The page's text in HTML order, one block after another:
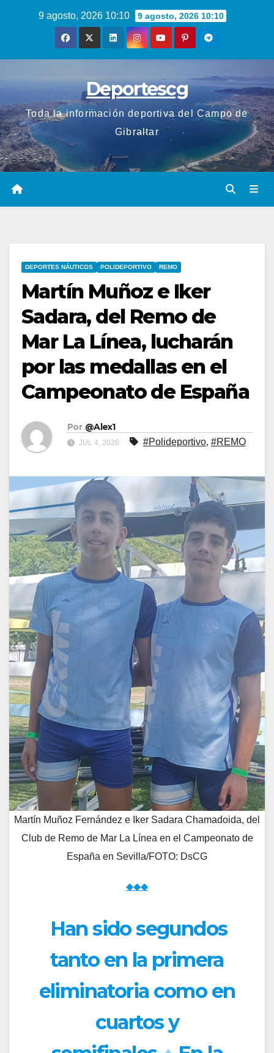
9 agosto, 2026 10:10 9 agosto, 2026 10:10
Deportescg
Toda la información deportiva del Campo de
Gibraltar
DEPORTES NÁUTICOS POLIDEPORTIVO REMO
Martín Muñoz e Iker
Sadara, del Remo de
Mar La Línea, lucharán
por las medallas en el
Campeonato de España
Por @Alex1
JUL 4, 2026 #Polideportivo, #REMO
Martín Muñoz Fernández e Iker Sadara Chamadoida, del
Club de Remo de Mar La Línea en el Campeonato de
España en Sevilla/FOTO: DsCG
◆◆◆
Han sido segundos
tanto en la primera
eliminatoria como en
cuartos y